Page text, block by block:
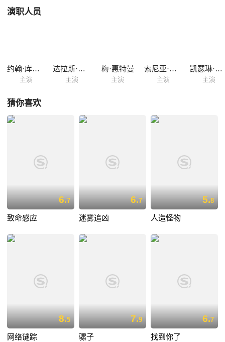
演职人员
约翰·库萨克
主演
达拉斯·罗伯特斯
主演
梅·惠特曼
主演
索尼亚·瓦格尔
主演
凯瑟琳·沃特斯顿
主演
猜你喜欢
6.7
致命感应
6.7
迷雾追凶
5.8
人造怪物
8.5
网络谜踪
7.9
骡子
6.7
找到你了